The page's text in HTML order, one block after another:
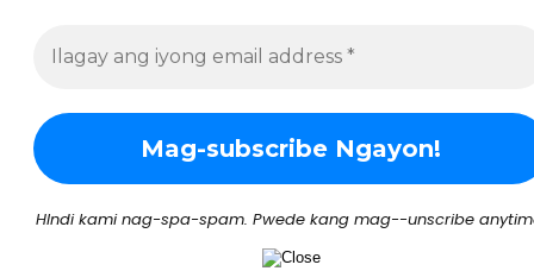
HIndi kami nag-spa-spam. Pwede kang mag--unscribe